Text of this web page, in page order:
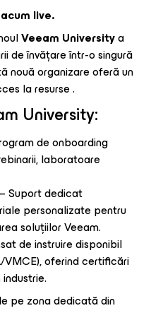
live.
Veeam Universitya
de învățare într-o singură
nouă organizare oferă un
la resurse .
University:
de onboarding
laboratoare
– Suport dedicat
personalizate pentru
soluțiilor Veeam.
de instruire disponibil
oferind certificări
pe zona dedicată din